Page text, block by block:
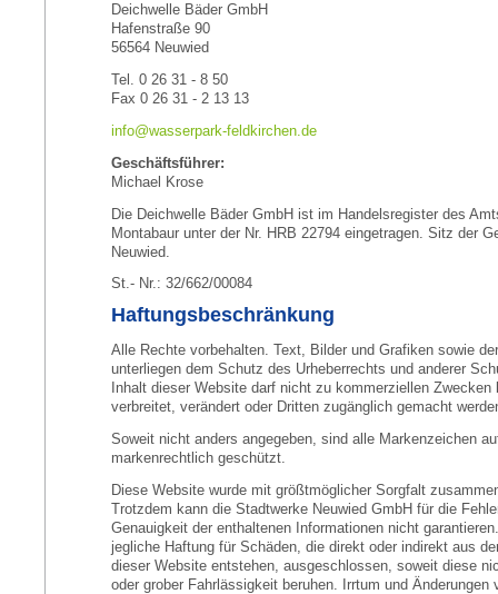
Deichwelle Bäder GmbH
Hafenstraße 90
56564 Neuwied
Tel. 0 26 31 - 8 50
Fax 0 26 31 - 2 13 13
info@wasserpark-feldkirchen.de
Geschäftsführer:
Michael Krose
Die Deichwelle Bäder GmbH ist im Handelsregister des
Montabaur unter der Nr. HRB 22794 eingetragen. Sitz der
Neuwied.
St.- Nr.: 32/662/00084
Haftungsbeschränkung
Alle Rechte vorbehalten. Text, Bilder und Grafiken sowie
unterliegen dem Schutz des Urheberrechts und anderer
Inhalt dieser Website darf nicht zu kommerziellen Zwecken
verbreitet, verändert oder Dritten zugänglich gemacht
Soweit nicht anders angegeben, sind alle Markenzeichen
markenrechtlich geschützt.
Diese Website wurde mit größtmöglicher Sorgfalt
Trotzdem kann die Stadtwerke Neuwied GmbH für die
Genauigkeit der enthaltenen Informationen nicht
jegliche Haftung für Schäden, die direkt oder indirekt aus
dieser Website entstehen, ausgeschlossen, soweit diese
oder grober Fahrlässigkeit beruhen. Irrtum und Änderungen